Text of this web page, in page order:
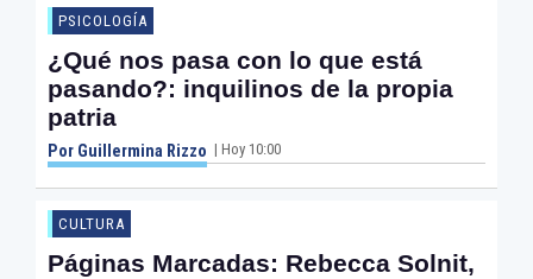
PSICOLOGÍA
¿Qué nos pasa con lo que está
pasando?: inquilinos de la propia
patria
Por Guillermina Rizzo | Hoy 10:00
CULTURA
Páginas Marcadas: Rebecca Solnit,